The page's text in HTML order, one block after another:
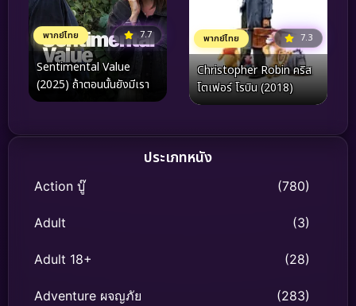
พากย์ไทย 7.7
Sentimental Value
(2025) ถ้าตอนนั้นยังมีเรา
พากย์ไทย 7.3
Christopher Robin คริส
โตเฟอร์ โรบิน (2018)
ประเภทหนัง
Action บู๊ (780)
Adult (3)
Adult 18+ (28)
Adventure ผจญภัย (283)